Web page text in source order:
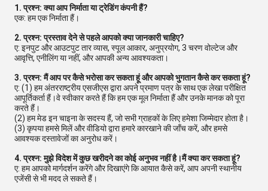
1. प्रश्न: क्या आप निर्माता या ट्रेडिंग कंपनी हैं?
एक: हम एक निर्माता हैं।
2. प्रश्न: प्रस्ताव देने से पहले आपको क्या जानकारी चाहिए?
ए: इनपुट और आउटपुट तार व्यास, स्पूल आकार, अनुप्रयोग, 3 चरण वोल्टेज और
आवृत्ति, एनीलिंग या नहीं, और आपकी अन्य आवश्यकता।
3. प्रश्न: मैं आप पर कैसे भरोसा कर सकता हूं और आपको भुगतान कैसे कर सकता हूं?
ए: (1) हम अंतरराष्ट्रीय एसजीएस द्वारा अपने प्रमाण पत्र के साथ एक लेखा परीक्षित
आपूर्तिकर्ता हैं।वे स्वीकार करते हैं कि हम एक मूल निर्माता हैं और उनके मानक को पूरा
करते हैं।
(2) हम मेड इन चाइना के सदस्य हैं, जो सभी ग्राहकों के लिए हमेशा जिम्मेदार होता है।
(3) कृपया हमसे मिलें और वीडियो द्वारा हमारे कारखाने की जाँच करें, और हमसे
आवश्यक दस्तावेजों का अनुरोध करें।
4. प्रश्न: मुझे विदेश में कुछ खरीदने का कोई अनुभव नहीं है।मैं क्या कर सकता हूं?
ए: हम आपको मार्गदर्शन करेंगे और दिखाएंगे कि आयात कैसे करें, आप अपनी स्थानीय
एजेंसी से भी मदद ले सकते हैं।